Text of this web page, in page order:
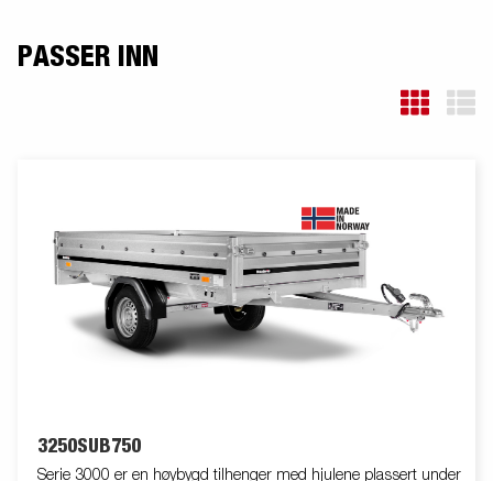
PASSER INN
3250SUB750
Serie 3000 er en høybygd tilhenger med hjulene plassert under